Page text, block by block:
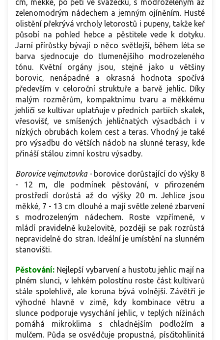
cm, měkké, po pěti ve svazečku, s modrozeleným až
zelenomodrým nádechem a jemným ojíněním. Husté
olistění překrývá vrcholy letorostů i pupeny, takže keř
působí na pohled hebce a pěstitele vede k dotyku.
Jarní přírůstky bývají o něco světlejší, během léta se
barva sjednocuje do tlumenějšího modrozeleného
tónu. Květní orgány jsou, stejně jako u většiny
borovic, nenápadné a okrasná hodnota spočívá
především v celoroční struktuře a barvě jehlic. Díky
malým rozměrům, kompaktnímu tvaru a měkkému
jehličí se kultivar uplatňuje v předních partiích skalek,
vřesovišť, ve smíšených jehličnatých výsadbách i v
nízkých obrubách kolem cest a teras. Vhodný je také
pro výsadbu do větších nádob na slunné terasy, kde
přináší stálou zimní kostru výsadby.
Borovice vejmutovka - borovice dorůstající do výšky 8
- 12 m, dle podmínek pěstování, v přirozeném
prostředí dorůstá až do výšky 20 m. Jehlice jsou
měkké, 7 - 13 cm dlouhé a mají světle zelené zbarvení
s modrozeleným nádechem. Roste vzpřímeně, v
mládí pravidelně kuželovitě, později se pak rozrůstá
nepravidelně do stran. Ideální je umístění na slunném
stanovišti.
Pěstování: Nejlepší vybarvení a hustotu jehlic mají na
plném slunci, v lehkém polostínu roste část kultivarů
stále spolehlivě, ale koruna bývá volnější. Závětří je
výhodné hlavně v zimě, kdy kombinace větru a
slunce podporuje vysychání jehlic, v teplých nížinách
pomáhá mikroklima s chladnějším podložím a
mulčem. Půda se osvědčuje propustná, písčitohlinitá